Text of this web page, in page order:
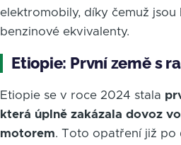
elektromobily, díky čemuž jsou
benzinové ekvivalenty.
Etiopie: První země s
Etiopie se v roce 2024 stala
která úplně zakázala dovoz
motorem. Toto opatření již po